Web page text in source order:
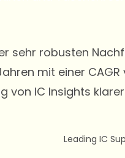
sehr robusten
mit einer
von IC Insights